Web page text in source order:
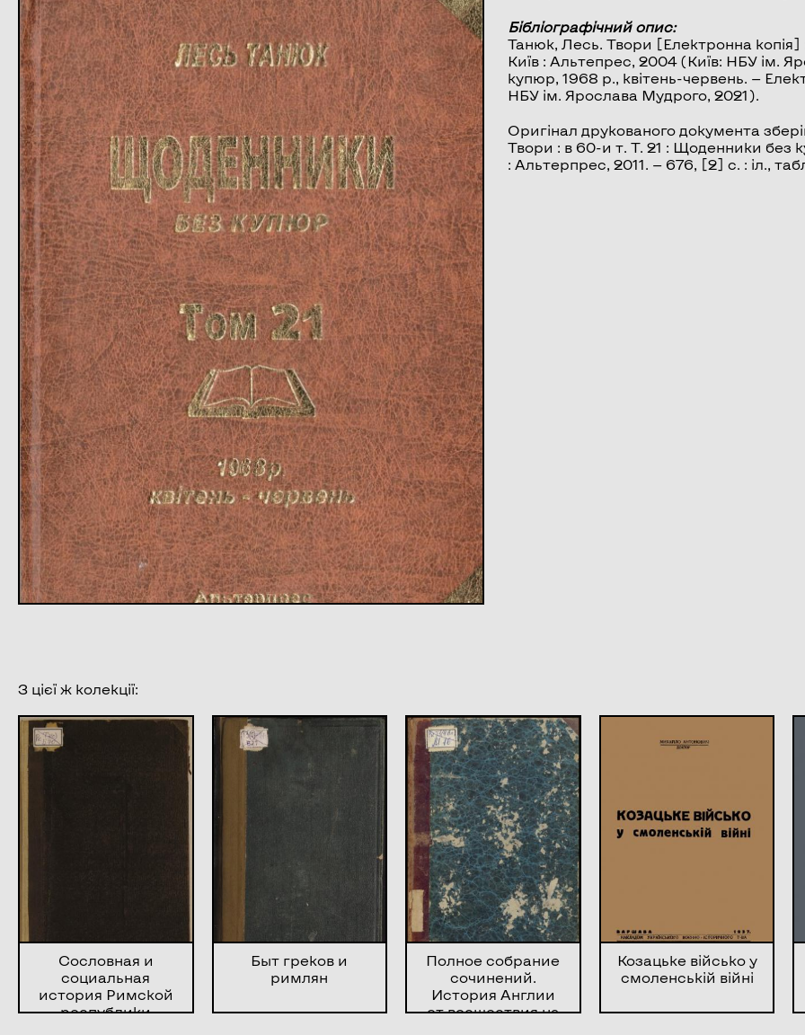
Бібліографічний опис:
Танюк, Лесь.Твори [Електронна
Київ : Альтепрес, 2004 (Київ: НБУ ім.
купюр, 1968 р., квітень-червень. —
НБУ ім. Ярослава Мудрого, 2021).
Оригінал друкованого документа
Твори : в 60-и т. Т. 21 : Щоденники без
: Альтерпрес, 2011. — 676, [2] с. : іл.,
З цієї ж колекції:
Сословная и
социальная
история Римской
республики
Быт греков и
римлян
Полное собрание
сочинений.
История Англии
от восшествия на
Козацьке військо у
смоленській війні